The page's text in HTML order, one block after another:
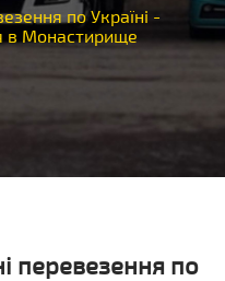
по Україні -
в Монастирище
перевезення по